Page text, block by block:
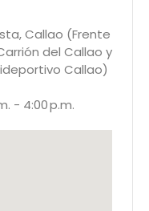
Callao (Frente
del Callao y
Callao)
- 4:00 p.m.